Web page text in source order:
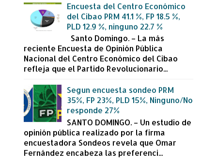
Encuesta del Centro Económico
del Cibao PRM 41.1 %, FP 18.5 %,
PLD 12.9 %, ninguno 22.7 %
Santo Domingo. – La más
reciente Encuesta de Opinión Pública
Nacional del Centro Económico del Cibao
refleja que el Partido Revolucionario...
Segun encuesta sondeo PRM
35%, FP 23%, PLD 15%, Ninguno/No
responde 27%
SANTO DOMINGO. – Un estudio de
opinión pública realizado por la firma
encuestadora Sondeos revela que Omar
Fernández encabeza las preferenci...